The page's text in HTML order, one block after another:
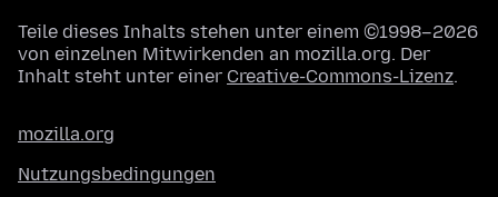
Teile dieses Inhalts stehen unter einem ©1998–2026
von einzelnen Mitwirkenden an mozilla.org. Der
Inhalt steht unter einer Creative-Commons-Lizenz.
mozilla.org
Nutzungsbedingungen